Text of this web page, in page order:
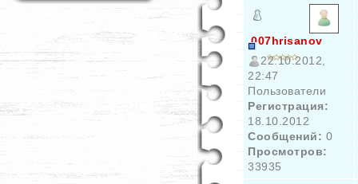
007hrisanov
22.10.2012,
22:47
Пользователи
Регистрация:
18.10.2012
Сообщений: 0
Просмотров:
33935